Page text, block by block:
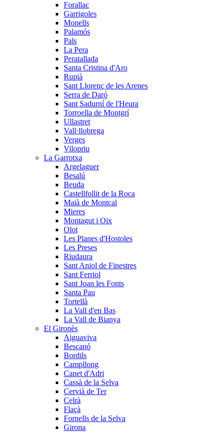
Forallac
Garrigoles
Monells
Palamós
Pals
La Pera
Peratallada
Santa Cristina d'Aro
Rupià
Sant Llorenç de les Arenes
Serra de Daró
Sant Sadurní de l'Heura
Torroella de Montgrí
Ullastret
Vall·llobrega
Verges
Vilopriu
La Garrotxa
Argelaguer
Besalú
Beuda
Castellfollit de la Roca
Maià de Montcal
Mieres
Montagut i Oix
Olot
Les Planes d'Hostoles
Les Preses
Riudaura
Sant Aniol de Finestres
Sant Ferriol
Sant Joan les Fonts
Santa Pau
Tortellà
La Vall d'en Bas
La Vall de Bianya
El Gironès
Aiguaviva
Bescanó
Bordils
Campllong
Canet d'Adri
Cassà de la Selva
Cervià de Ter
Celrà
Flaçà
Fornells de la Selva
Girona